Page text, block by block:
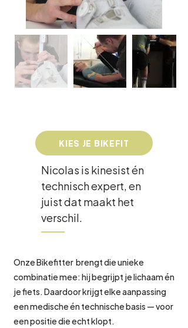
KIES JE BIKEFIT
Nicolas is kinesist én
technisch expert, en
juist dat maakt het
verschil.
Onze Bikefitter brengt die unieke
combinatie mee: hij begrijpt je lichaam én
je fiets.Daardoor krijgt elke aanpassing
een medische én technische basis — voor
een positie die echt klopt.